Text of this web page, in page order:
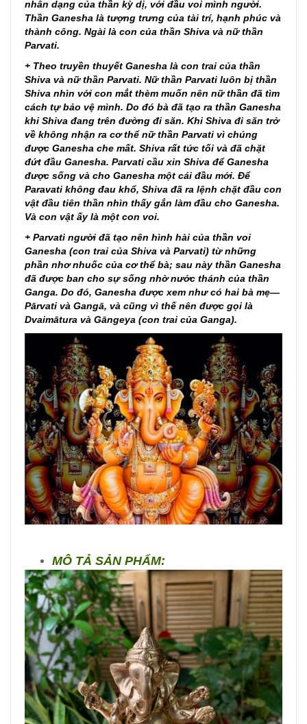
nhân dạng của thần kỳ dị, với đầu voi mình người.
Thần Ganesha là tượng trưng của tài trí, hạnh phúc và
thành công. Ngài là con của thần Shiva và nữ thần
Parvati.
+ Theo truyền thuyết Ganesha là con trai của thần
Shiva và nữ thần Parvati. Nữ thần Parvati luôn bị thần
Shiva nhìn với con mắt thèm muốn nên nữ thần đã tìm
cách tự bảo vệ mình. Do đó bà đã tạo ra thần Ganesha
khi Shiva đang trên đường đi săn. Khi Shiva đi săn trở
về không nhận ra cơ thể nữ thần Parvati vì chúng
được Ganesha che mất. Shiva rất tức tối và đã chặt
đứt đầu Ganesha. Parvati cầu xin Shiva để Ganesha
được sống và cho Ganesha một cái đầu mới. Để
Paravati không đau khổ, Shiva đã ra lệnh chặt đầu con
vật đầu tiên thần nhìn thấy gắn làm đầu cho Ganesha.
Và con vật ấy là một con voi.
+ Parvati người đã tạo nên hình hài của thần voi
Ganesha (con trai của Shiva và Parvati) từ những
phần nhơ nhuốc của cơ thể bà; sau này thần Ganesha
đã được ban cho sự sống nhờ nước thánh của thần
Ganga. Do đó, Ganesha được xem như có hai bà mẹ—
Pārvati và Gangā, và cũng vì thế nên được gọi là
Dvaimātura và Gāngeya (con trai của Ganga).
MÔ TẢ SẢN PHẨM: